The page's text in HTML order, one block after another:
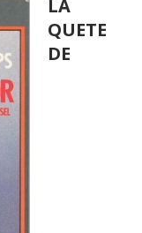
LA
QUETE
DE